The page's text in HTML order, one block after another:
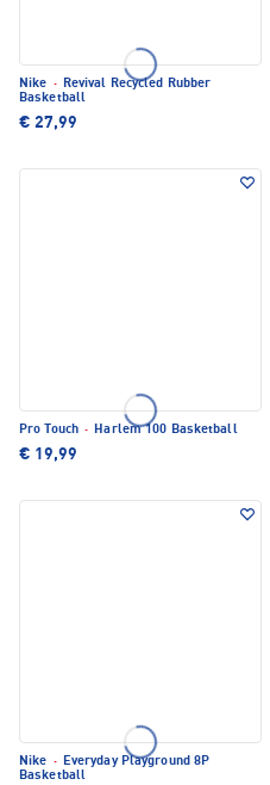
Nike · Revival Recycled Rubber
Basketball
€ 27,99
Pro Touch · Harlem 100 Basketball
€ 19,99
Nike · Everyday Playground 8P
Basketball